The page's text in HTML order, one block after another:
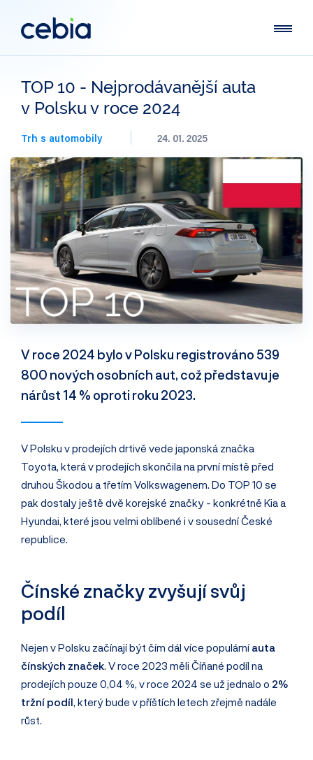
TOP 10 - Nejprodávanější auta
v Polsku v roce 2024
Trh s automobily 24. 01. 2025
V roce 2024 bylo v Polsku registrováno 539
800 nových osobních aut, což představuje
nárůst 14 % oproti roku 2023.
V Polsku v prodejích drtivě vede japonská značka
Toyota, která v prodejích skončila na první místě před
druhou Škodou a třetím Volkswagenem. Do TOP 10 se
pak dostaly ještě dvě korejské značky - konkrétně Kia a
Hyundai, které jsou velmi oblíbené i v sousední České
republice.
Čínské značky zvyšují svůj
podíl
Nejen v Polsku začínají být čím dál více populárníauta
čínských značek. V roce 2023 měli Číňané podíl na
prodejích pouze 0,04 %, v roce 2024 se už jednalo o 2%
tržní podíl, který bude v příštích letech zřejmě nadále
růst.